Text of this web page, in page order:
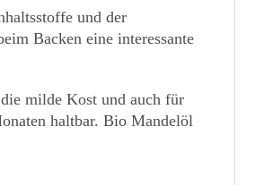
und der
Backen eine interessante
milde Kost und auch für
haltbar. Bio Mandelöl